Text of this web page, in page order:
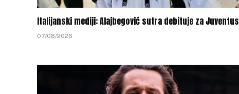
Italijanski mediji: Alajbegović sutra debituje za Juventus
07/08/2026